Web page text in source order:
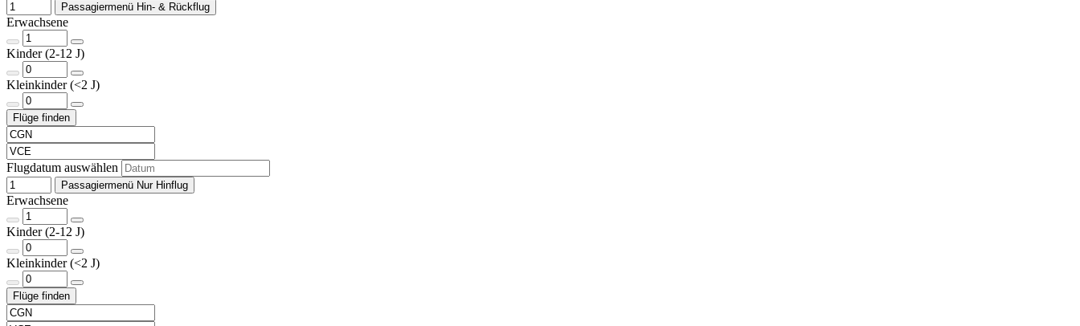
Passagiermenü Hin- & Rückflug
Erwachsene
Kinder (2-12 J)
Kleinkinder (<2 J)
Flugdatum auswählen
Passagiermenü Nur Hinflug
Erwachsene
Kinder (2-12 J)
Kleinkinder (<2 J)